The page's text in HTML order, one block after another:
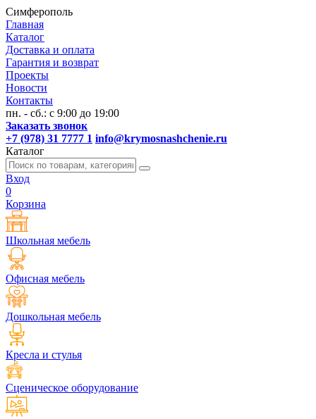
Симферополь
Главная
Каталог
Доставка и оплата
Гарантия и возврат
Проекты
Новости
Контакты
пн. - сб.: с 9:00 до 19:00
Заказать звонок
+7 (978) 31 7777 1 info@krymosnashchenie.ru
Каталог
Вход
0
Корзина
Школьная мебель
Офисная мебель
Дошкольная мебель
Кресла и стулья
Сценическое оборудование